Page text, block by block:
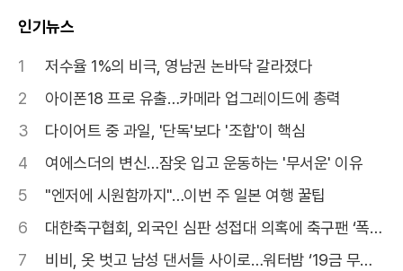
인기뉴스
1
저수율 1%의 비극, 영남권 논바닥 갈라졌다
2
아이폰18 프로 유출…카메라 업그레이드에 총력
3
다이어트 중 과일, '단독'보다 '조합'이 핵심
4
여에스더의 변신…잠옷 입고 운동하는 '무서운' 이유
5
"엔저에 시원함까지"…이번 주 일본 여행 꿀팁
6
대한축구협회, 외국인 심판 성접대 의혹에 축구팬 ‘폭
발’
7
비비, 옷 벗고 남성 댄서들 사이로…워터밤 ‘19금 무대’